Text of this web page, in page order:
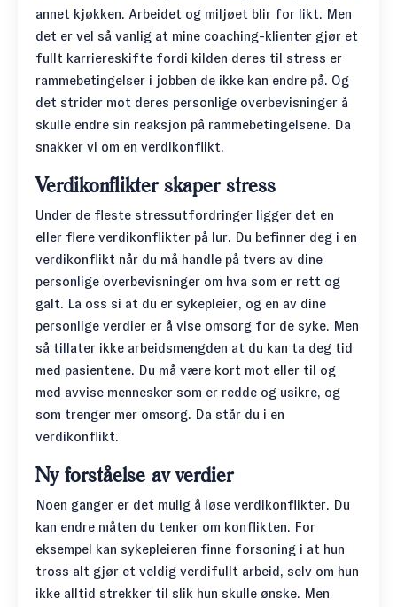
annet kjøkken. Arbeidet og miljøet blir for likt. Men
det er vel så vanlig at mine coaching-klienter gjør et
fullt karriereskifte fordi kilden deres til stress er
rammebetingelser i jobben de ikke kan endre på. Og
det strider mot deres personlige overbevisninger å
skulle endre sin reaksjon på rammebetingelsene. Da
snakker vi om en verdikonflikt.
Verdikonflikter skaper stress
Under de fleste stressutfordringer ligger det en
eller flere verdikonflikter på lur. Du befinner deg i en
verdikonflikt når du må handle på tvers av dine
personlige overbevisninger om hva som er rett og
galt. La oss si at du er sykepleier, og en av dine
personlige verdier er å vise omsorg for de syke. Men
så tillater ikke arbeidsmengden at du kan ta deg tid
med pasientene. Du må være kort mot eller til og
med avvise mennesker som er redde og usikre, og
som trenger mer omsorg. Da står du i en
verdikonflikt.
Ny forståelse av verdier
Noen ganger er det mulig å løse verdikonflikter. Du
kan endre måten du tenker om konflikten. For
eksempel kan sykepleieren finne forsoning i at hun
tross alt gjør et veldig verdifullt arbeid, selv om hun
ikke alltid strekker til slik hun skulle ønske. Men